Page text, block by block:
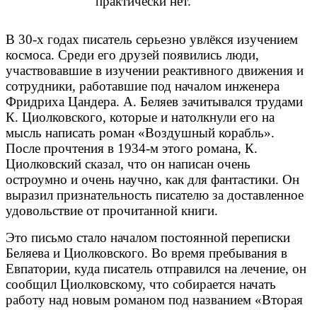
В 30-х годах писатель серьезно увлёкся изучением
космоса. Среди его друзей появились люди,
участвовавшие в изучении реактивного движения и
сотрудники, работавшие под началом инженера
Фридриха Цандера. А. Беляев зачитывался трудами
К. Циолковского, которые и натолкнули его на
мысль написать роман «Воздушный корабль».
После прочтения в 1934-м этого романа, К.
Циолковский сказал, что он написан очень
остроумно и очень научно, как для фантастики. Он
выразил признательность писателю за доставленное
удовольствие от прочитанной книги.
Это письмо стало началом постоянной переписки
Беляева и Циолковского. Во время пребывания в
Евпатории, куда писатель отправился на лечение, он
сообщил Циолковскому, что собирается начать
работу над новым романом под названием «Вторая